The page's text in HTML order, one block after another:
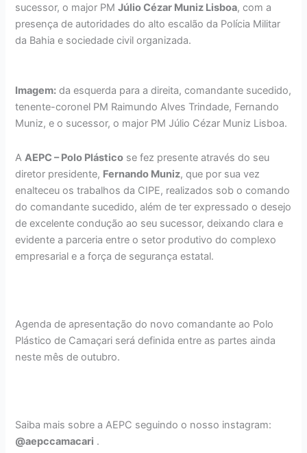
sucessor, o major PMJúlio Cézar Muniz Lisboa, com a
presença de autoridades do alto escalão da Polícia Militar
da Bahia e sociedade civil organizada.
Imagem: da esquerda para a direita, comandante sucedido,
tenente-coronel PM Raimundo Alves Trindade, Fernando
Muniz, e o sucessor, o major PM Júlio Cézar Muniz Lisboa.
AAEPC – Polo Plástico se fez presente através do seu
diretor presidente, Fernando Muniz, que por sua vez
enalteceu os trabalhos da CIPE, realizados sob o comando
do comandante sucedido, além de ter expressado o desejo
de excelente condução ao seu sucessor, deixando clara e
evidente a parceria entre o setor produtivo do complexo
empresarial e a força de segurança estatal.
Agenda de apresentação do novo comandante ao Polo
Plástico de Camaçari será definida entre as partes ainda
neste mês de outubro.
Saiba mais sobre a AEPC seguindo o nosso instagram:
@aepccamacari .